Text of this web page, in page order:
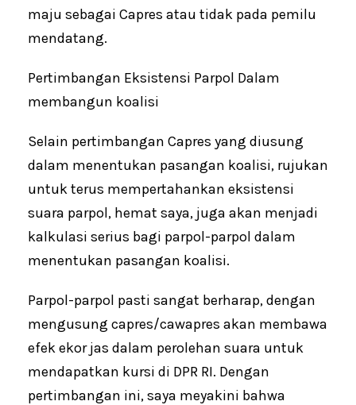
maju sebagai Capres atau tidak pada pemilu
mendatang.
Pertimbangan Eksistensi Parpol Dalam
membangun koalisi
Selain pertimbangan Capres yang diusung
dalam menentukan pasangan koalisi, rujukan
untuk terus mempertahankan eksistensi
suara parpol, hemat saya, juga akan menjadi
kalkulasi serius bagi parpol-parpol dalam
menentukan pasangan koalisi.
Parpol-parpol pasti sangat berharap, dengan
mengusung capres/cawapres akan membawa
efek ekor jas dalam perolehan suara untuk
mendapatkan kursi di DPR RI. Dengan
pertimbangan ini, saya meyakini bahwa